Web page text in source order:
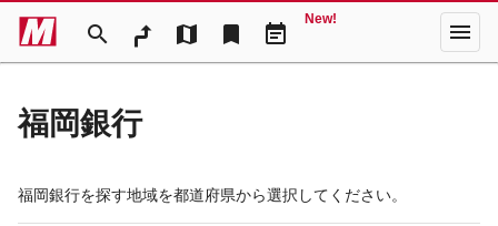
search map bookmark event_note
New! menu
福岡銀行
福岡銀行を探す地域を都道府県から選択してください。